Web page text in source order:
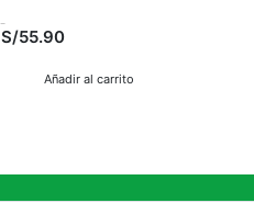
S/55.90
Añadir al carrito